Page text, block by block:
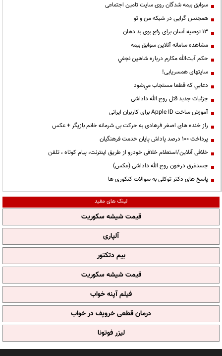
سوابق بیمه شدگان روی سایت تامین اجتماعی
همجنس گرایی در شبکه من و تو
13 توصیه آسان برای رفع بوی بد دهان
مشاهده سامانه آنلاين سوابق بیمه
حكم آيت‌الله مكارم درباره شاهين نجفي
سایتهای همسریابی!
دعايي كه قطعا مستجاب مي‌شود
جزئیات جدید قتل روح الله داداشی
آموزش ساخت Apple ID برای کاربران ایرانی
راز خنده های اصغر فرهادی به حرکت بی شرمانه خانم بازیگر + عکس
پرداخت ۱۰۰ درصد پاداش پایان خدمت فرهنگیان
خلافی آنلاین/استعلام خلافی خودرو از طریق اینترنت، پیام کوتاه ، تلفن
جسدغرق درخون روح الله داداشی (عکس)
پاسخ های دکتر توکلی به سوالات کنکوری ها
لینک های مفید
قیمت شیشه سکوریت
آلپاری
بیم دتکتور
قیمت شیشه سکوریت
فیلم آپنه خواب
درمان قطعی خروپف در خواب
لیزر فوتونا